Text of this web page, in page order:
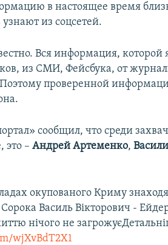
в настоящее время
из соцсетей.
Вся информация, которой
из СМИ, Фейсбука, от
проверенной
сообщил, что среди
это –Андрей Артеменко,
окупованого Криму
Василь Вікторович -
нічого не
wjXvBdT2X1